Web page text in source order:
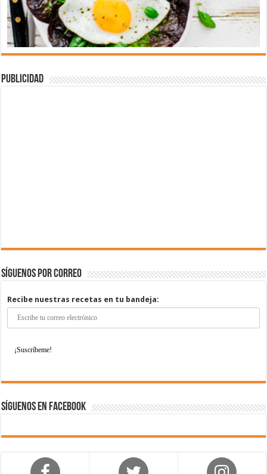
Publicidad
Síguenos por correo
Recibe nuestras recetas en tu bandeja:
Síguenos en Facebook